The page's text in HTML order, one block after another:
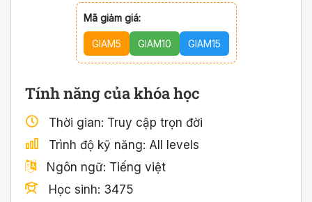
Mã giảm giá:
GIAM5 GIAM10 GIAM15
Tính năng của khóa học
Thời gian Truy cập trọn đời
Trình độ kỹ năng All levels
Ngôn ngữ Tiếng việt
Học sinh 3475